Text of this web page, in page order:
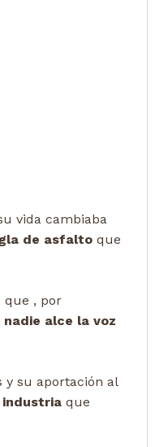
vida cambiaba
de asfalto que
que , por
nadie alce la voz
y su aportación al
industria que